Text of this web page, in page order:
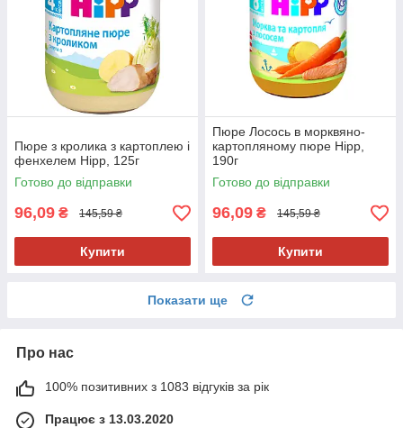
Пюре з кролика з картоплею і
фенхелем Hipp, 125г
Готово до відправки
96,09 ₴ 145,59 ₴
Купити
Пюре Лосось в морквяно-
картопляному пюре Hipp,
190г
Готово до відправки
96,09 ₴ 145,59 ₴
Купити
Показати ще
Про нас
100% позитивних з 1083 відгуків за рік
Працює з 13.03.2020